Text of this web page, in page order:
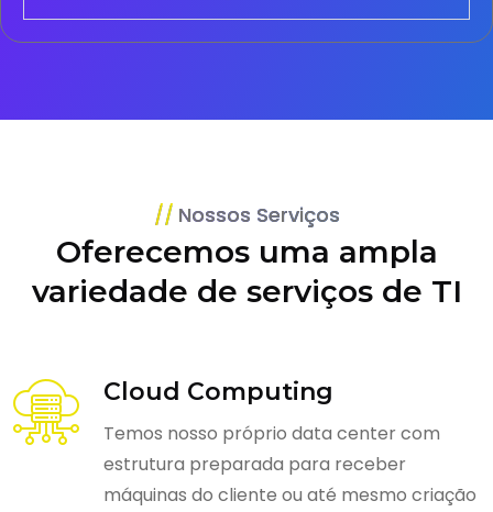
Nossos Serviços
Oferecemos uma ampla
variedade de serviços de TI
Cloud Computing
Temos nosso próprio data center com
estrutura preparada para receber
máquinas do cliente ou até mesmo criação